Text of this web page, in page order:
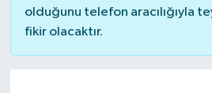
olduğunu telefon aracılığıyla
fikir olacaktır.
KURDÎ
Sağlık